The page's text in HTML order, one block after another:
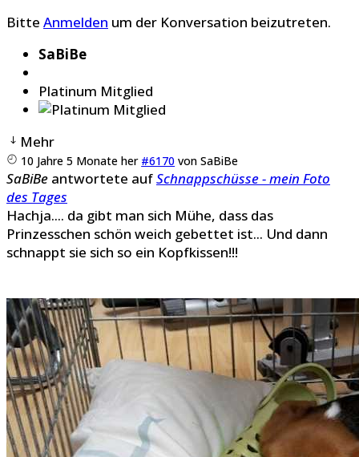
Bitte Anmelden um der Konversation beizutreten.
SaBiBe
Platinum Mitglied
Mehr
10 Jahre 5 Monate her #6170 vonSaBiBe
SaBiBe antwortete aufSchnappschüsse - mein Foto
des Tages
Hachja.... da gibt man sich Mühe, dass das
Prinzesschen schön weich gebettet ist... Und dann
schnappt sie sich so ein Kopfkissen!!!